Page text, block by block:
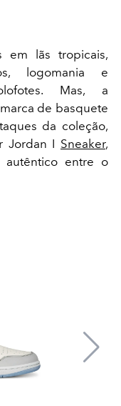
em lãs tropicais,
logomania e
Mas, a
de basquete
da coleção,
Jordan I Sneaker,
autêntico entre o